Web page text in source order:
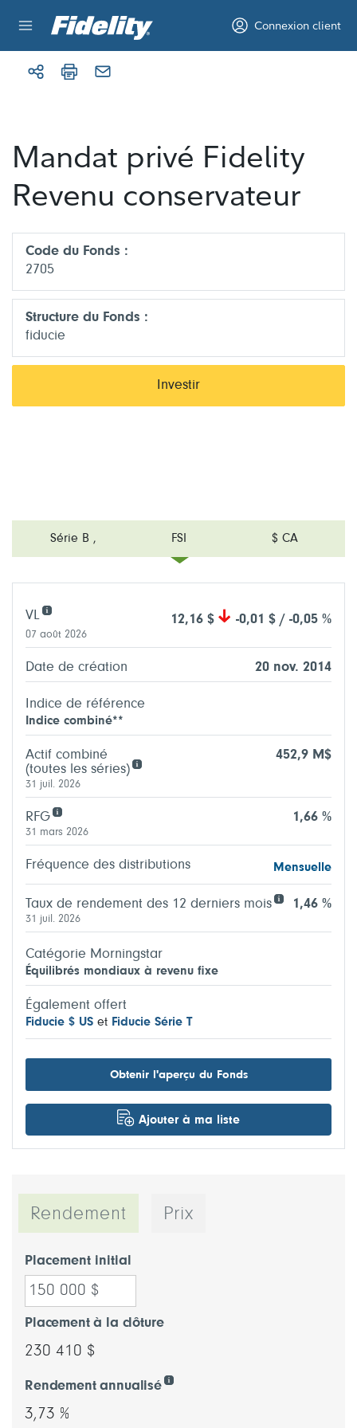
Connexion client
Mandat privé Fidelity
Revenu conservateur
Série B , FSI $ CA
Code du Fonds :
2705
Structure du Fonds :
fiducie
Investir
VL 12,16 $ -0,01 $ / -0,05 %
07 août 2026
Date de création 20 nov. 2014
Indice de référence
Indice combiné**
Actif combiné
(toutes les séries)
452,9 M$
31 juil. 2026
RFG 1,66 %
31 mars 2026
Fréquence des distributions Mensuelle
Taux de rendement des 12 derniers mois 1,46 %
31 juil. 2026
Catégorie Morningstar
Équilibrés mondiaux à revenu fixe
Également offert
Fiducie $ US et Fiducie Série T
Obtenir l'aperçu du Fonds
Ajouter à ma liste
Rendement Prix
Placement initial
Placement à la clôture
230 410 $
Rendement annualisé
3,73 %